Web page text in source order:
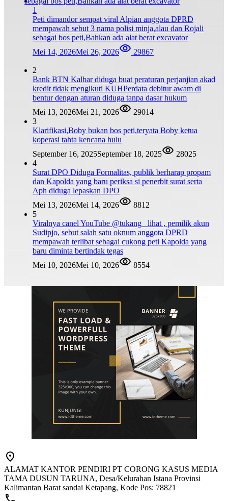
1
Peti dimandor sempat viral Alpian anggota DPRD
mempawah sebut 3 nama polisi minja,alau dan Rojali
sebagai bos peti,Bahkan ada alat berat excavator
Mei 14, 2026Mei 26, 2026 29867
2
Bank BTN Kalbar diduga buat peraturan perjanjian akad
kredit tidak mengikuti KUHPerdata debitur awam di
bentur dengan aturan diduga tanpa dasar hukum
Mei 13, 2026Mei 21, 2026
29014
3
Klarifikasi,Boby bukan bos peti,teryata Boby ketua
koperasi tahta kencana hulu
September 16, 2025September 18, 2025
28025
4
Surat DPO Diduga Formalitas, publik berharap propam
dan Kapolda yang baru periksa si penerbit surat serta
Aph diduga lepaskan DPO
Mei 13, 2026Mei 14, 2026
8812
5
Viralnya canel YouTube @tukang_ lihat , pemilik akun
Sudipjo, sebut salah satu oknum anggota DPRD
mempawah terlibat sebagai cukong peti Kapolda yang
baru diminta bertindak tegas
Mei 10, 2026Mei 10, 2026 8554
ALAMAT KANTOR PENDIRI PT CORONG KASUS MEDIA
TAMA DUSUN TARUNA, Desa/Kelurahan Istana Provinsi
Kalimantan Barat sandai Ketapang, Kode Pos: 78821